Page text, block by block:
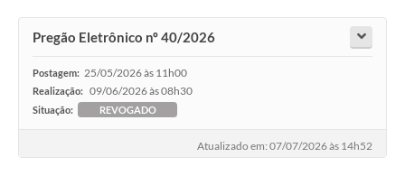
Pregão Eletrônico nº 40/2026
Postagem: 25/05/2026 às 11h00
Realização: 09/06/2026 às 08h30
Situação: REVOGADO
Atualizado em: 07/07/2026 às 14h52